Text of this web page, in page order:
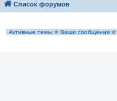
Список форумов
Активные темы ✭ Ваши сообщения ✭